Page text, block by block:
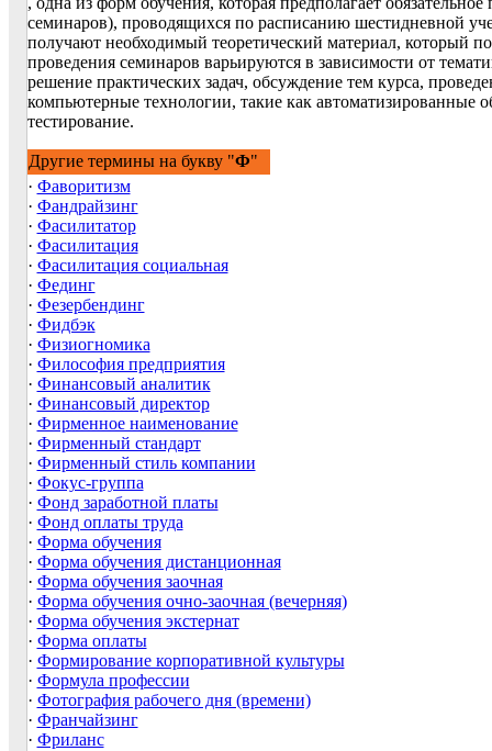
семинаров), проводящихся по расписанию шестидневной
получают необходимый теоретический материал, который
проведения семинаров варьируются в зависимости от
решение практических задач, обсуждение тем курса,
компьютерные технологии, такие как автоматизированные
тестирование.
Другие термины на букву "Ф"
· Фаворитизм
· Фандрайзинг
· Фасилитатор
· Фасилитация
· Фасилитация социальная
· Фединг
· Фезербендинг
· Фидбэк
· Физиогномика
· Философия предприятия
· Финансовый аналитик
· Финансовый директор
· Фирменное наименование
· Фирменный стандарт
· Фирменный стиль компании
· Фокус-группа
· Фонд заработной платы
· Фонд оплаты труда
· Форма обучения
· Форма обучения дистанционная
· Форма обучения заочная
· Форма обучения очно-заочная (вечерняя)
· Форма обучения экстернат
· Форма оплаты
· Формирование корпоративной культуры
· Формула профессии
· Фотография рабочего дня (времени)
· Франчайзинг
· Фриланс